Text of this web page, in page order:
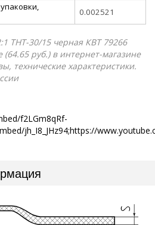
0.002521
ТНТ-30/15 черная КВТ 79266
руб.) в интернет-магазине
технические характеристики.
f2LGm8qRf-
jh_I8_JHz94;https://